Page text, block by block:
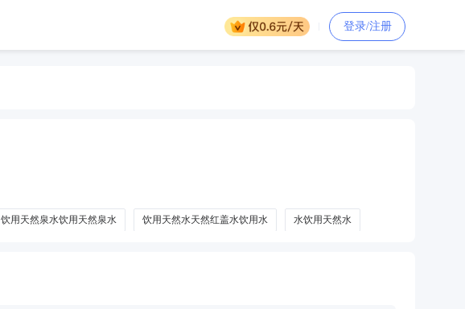
登录/注册
饮用天然泉水饮用天然泉水 饮用天然水天然红盖水饮用水 水饮用天然水